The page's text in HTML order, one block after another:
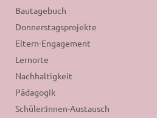
Bautagebuch
Donnerstagsprojekte
Eltern-Engagement
Lernorte
Nachhaltigkeit
Pädagogik
Schüler:innen-Austausch